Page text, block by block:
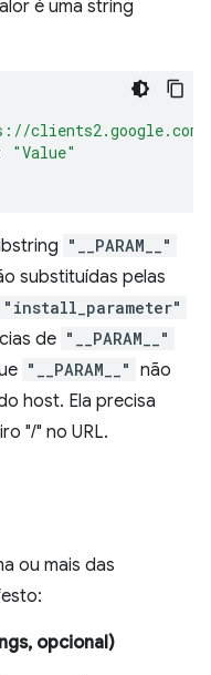
é uma string
"Value"
"__PARAM__"
substituídas pelas
"install_parameter"
de "__PARAM__"
"__PARAM__" não
host. Ela precisa
"/" no URL.
ou mais das
opcional)